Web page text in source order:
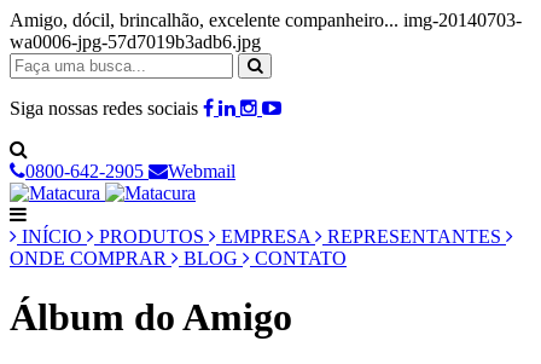
Amigo, dócil, brincalhão, excelente companheiro... img-20140703-
wa0006-jpg-57d7019b3adb6.jpg
Siga nossas redes sociais
0800-642-2905 Webmail
INÍCIO PRODUTOS EMPRESA
REPRESENTANTES
ONDE COMPRAR
BLOG CONTATO
Álbum do Amigo